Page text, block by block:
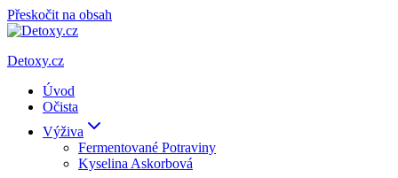
Přeskočit na obsah
Detoxy.cz
Úvod
Očista
Výživa
Fermentované Potraviny
Kyselina Askorbová